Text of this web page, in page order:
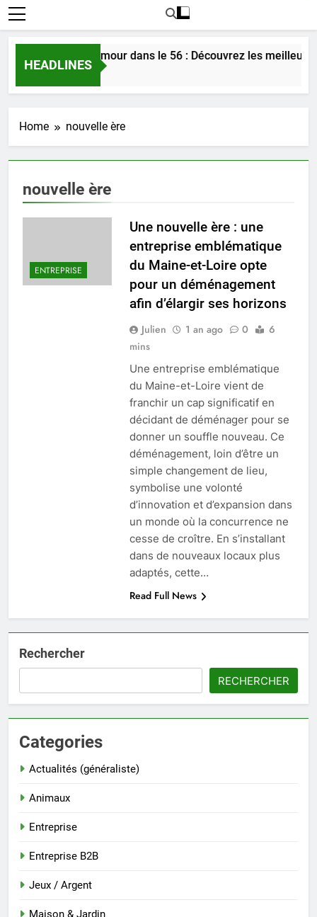
HEADLINES
Rencontrer l’amour dans le 56 : Découvrez les
3 Jours Ago
Home nouvelle ère
nouvelle ère
ENTREPRISE
Une nouvelle ère : une
entreprise emblématique
du Maine-et-Loire opte
pour un déménagement
afin d’élargir ses horizons
Julien 1 an ago 0
6
mins
Une entreprise emblématique
du Maine-et-Loire vient de
franchir un cap significatif en
décidant de déménager pour se
donner un souffle nouveau. Ce
déménagement, loin d’être un
simple changement de lieu,
symbolise une volonté
d’innovation et d’expansion dans
un monde où la concurrence ne
cesse de croître. En s’installant
dans de nouveaux locaux plus
adaptés, cette…
Read Full News
Rechercher
RECHERCHER
Categories
Actualités (généraliste)
Animaux
Entreprise
Entreprise B2B
Jeux / Argent
Maison & Jardin